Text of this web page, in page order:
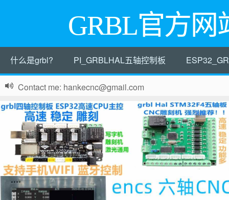
GRBL官方网
什么是grbl? PI_GRBLHAL五轴控制板
Contact me: hankecnc@gmail.com